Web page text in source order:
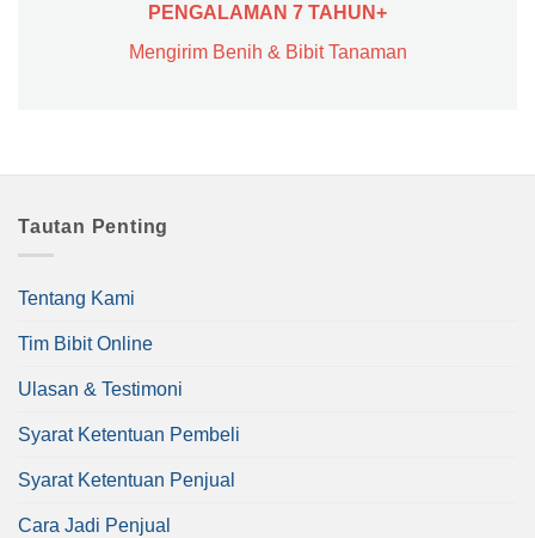
PENGALAMAN 7 TAHUN+
Mengirim Benih & Bibit Tanaman
Tautan Penting
Tentang Kami
Tim Bibit Online
Ulasan & Testimoni
Syarat Ketentuan Pembeli
Syarat Ketentuan Penjual
Cara Jadi Penjual